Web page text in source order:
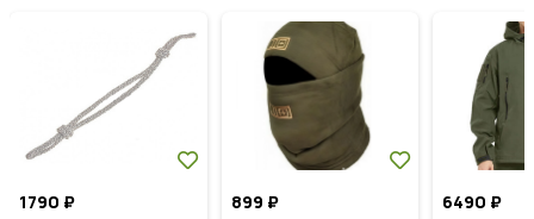
1790 ₽ 899 ₽ 6490 ₽